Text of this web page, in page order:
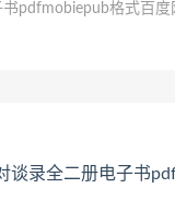
pdfmobiepub格式百度
书pdfmobiepub格式百度网盘下